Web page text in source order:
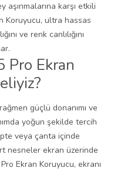
aşınmalarına karşı etkili
Koruyucu, ultra hassas
ve renk canlılığını
Pro Ekran
güçlü donanımı ve
yoğun şekilde tercih
veya çanta içinde
nesneler ekran üzerinde
Ekran Koruyucu, ekranı